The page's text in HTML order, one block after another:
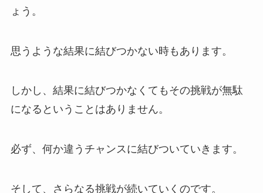
ょう。
思うような結果に結びつかない時もあります。
しかし、結果に結びつかなくてもその挑戦が無駄
になるということはありません。
必ず、何か違うチャンスに結びついていきます。
そして、さらなる挑戦が続いていくのです。